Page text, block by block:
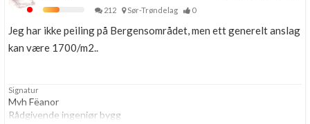
212
Sør-Trøndelag 0
Jeg har ikke peiling på Bergensområdet, men ett generelt anslag
kan være 1700/m2..
Signatur
Mvh Fëanor
Rådgivende ingeniør bygg